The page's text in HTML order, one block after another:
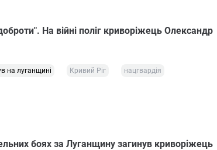
На війні поліг криворіжець Олександр
на луганщині Кривий Ріг
нацгвардія
боях за Луганщину загинув криворіжець